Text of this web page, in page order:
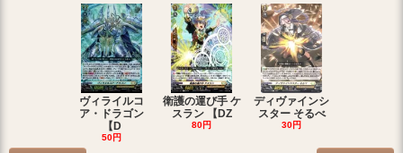
ヴィライルコ
ア・ドラゴン
【D
50円
衛護の運び手 ケ
スラン 【DZ
80円
ディヴァインシ
スター そるべ
30円